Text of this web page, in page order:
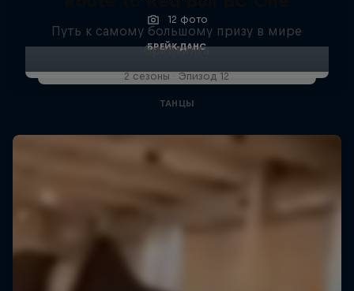
12 фото
БРЕЙК-ДАНС
Путь к самому большому призу в мире
брейкинга
2 сезоны · Эпизод 12
ТАНЦЫ